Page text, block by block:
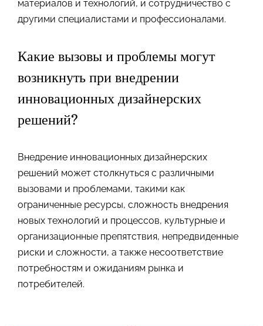
материалов и технологий, и сотрудничество с
другими специалистами и профессионалами.
Какие вызовы и проблемы могут
возникнуть при внедрении
инновационных дизайнерских
решений?
Внедрение инновационных дизайнерских
решений может столкнуться с различными
вызовами и проблемами, такими как
ограниченные ресурсы, сложность внедрения
новых технологий и процессов, культурные и
организационные препятствия, непредвиденные
риски и сложности, а также несоответствие
потребностям и ожиданиям рынка и
потребителей.